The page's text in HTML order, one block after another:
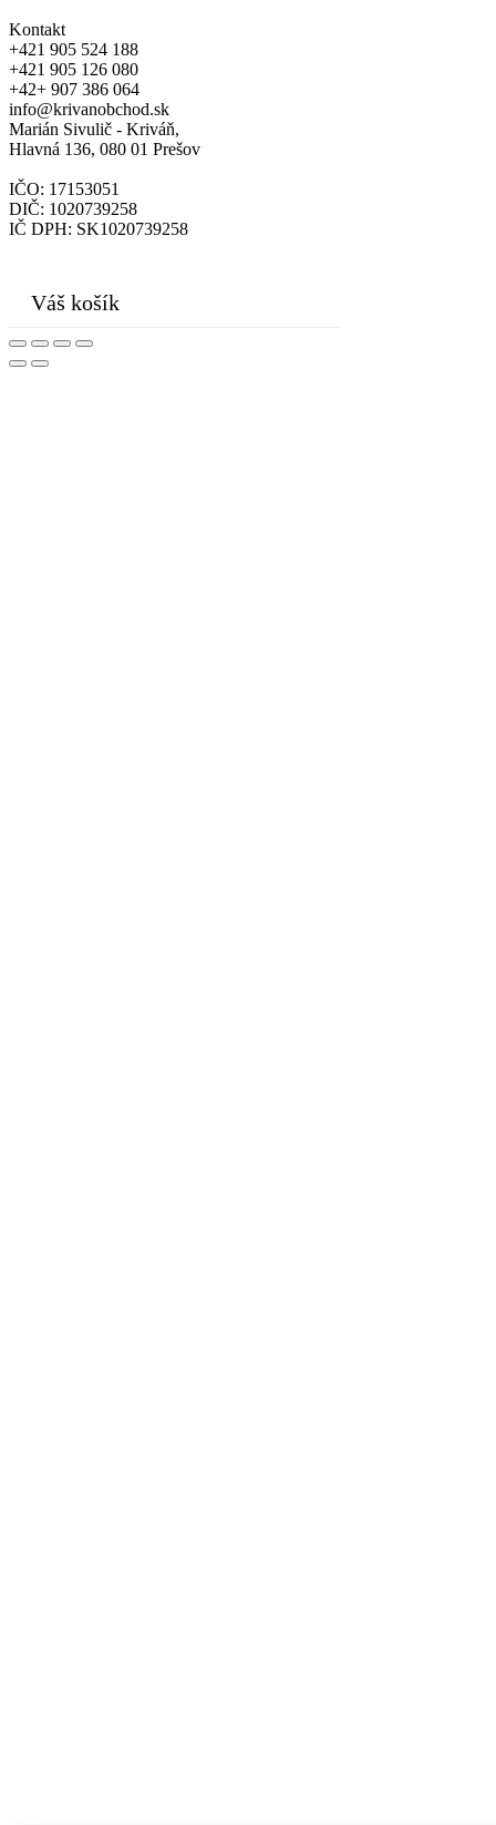
Kontakt
+421 905 524 188
+421 905 126 080
+42+ 907 386 064
info@krivanobchod.sk
Marián Sivulič - Kriváň,
Hlavná 136, 080 01 Prešov
IČO: 17153051
DIČ: 1020739258
IČ DPH: SK1020739258
Váš košík